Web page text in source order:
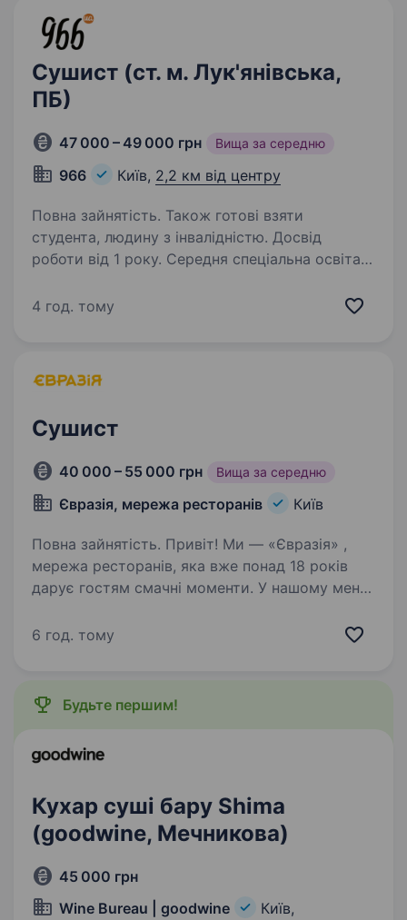
Сушист (ст. м. Лук'янівська,
ПБ)
47 000 – 49 000 грн Вища за середню
966 Київ, 2,2 км від центру
Повна зайнятість. Також готові взяти
студента, людину з інвалідністю. Досвід
роботи від 1 року. Середня спеціальна освіта.
доставок паназійської кухні, смачнющих суші
команди,…
4 год. тому
Сушист
40 000 – 55 000 грн Вища за середню
Євразія, мережа ресторанів Київ
Повна зайнятість. Привіт! Ми — «Євразія» ,
мережа ресторанів, яка вже понад 18 років
дарує гостям смачні моменти. У нашому меню
кухні, які створюють атмосферу затишку
6 год. тому
Будьте першим!
Кухар суші бару Shima
(goodwine, Мечникова)
45 000 грн
Wine Bureau | goodwine
Київ,